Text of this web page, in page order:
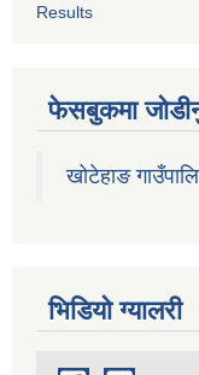
Results
फेसबुकमा
खोटेहाङ
भिडियाे ग्यालरी